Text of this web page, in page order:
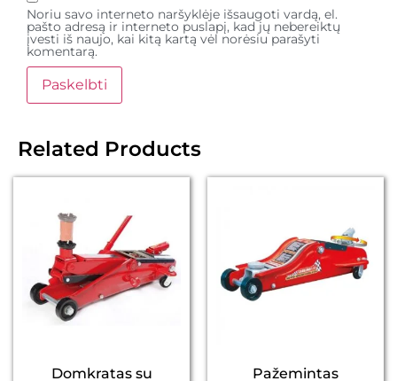
Noriu savo interneto naršyklėje išsaugoti vardą, el.
pašto adresą ir interneto puslapį, kad jų nebereiktų
įvesti iš naujo, kai kitą kartą vėl norėsiu parašyti
komentarą.
Related Products
Domkratas su
Pažemintas